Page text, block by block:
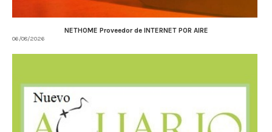
NETHOME Proveedor de INTERNET POR AIRE
06/08/2026